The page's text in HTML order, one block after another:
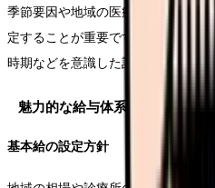
季節要因や地域の医療ニーズの変
定することが重要です。特に、研
時期などを意識した計画立案が効果
魅力的な給与体系の設計
基本給の設定方針